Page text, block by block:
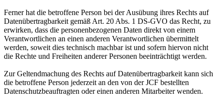
Ferner hat die betroffene Person bei der Ausübung ihres Rechts auf
Datenübertragbarkeit gemäß Art. 20 Abs. 1 DS-GVO das Recht, zu
erwirken, dass die personenbezogenen Daten direkt von einem
Verantwortlichen an einen anderen Verantwortlichen übermittelt
werden, soweit dies technisch machbar ist und sofern hiervon nicht
die Rechte und Freiheiten anderer Personen beeinträchtigt werden.
Zur Geltendmachung des Rechts auf Datenübertragbarkeit kann sich
die betroffene Person jederzeit an den von der JCF bestellten
Datenschutzbeauftragten oder einen anderen Mitarbeiter wenden.